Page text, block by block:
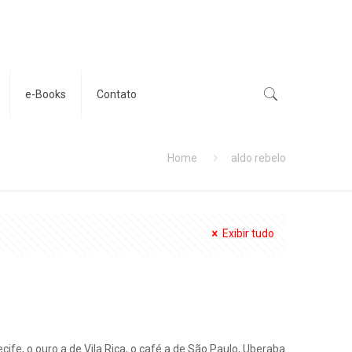
e-Books Contato
Home aldo rebelo
Exibir tudo
o ouro a de Vila Rica, o café a de São Paulo, Uberaba